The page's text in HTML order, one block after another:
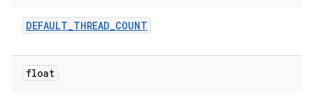
DEFAULT_THREAD_COUNT
float